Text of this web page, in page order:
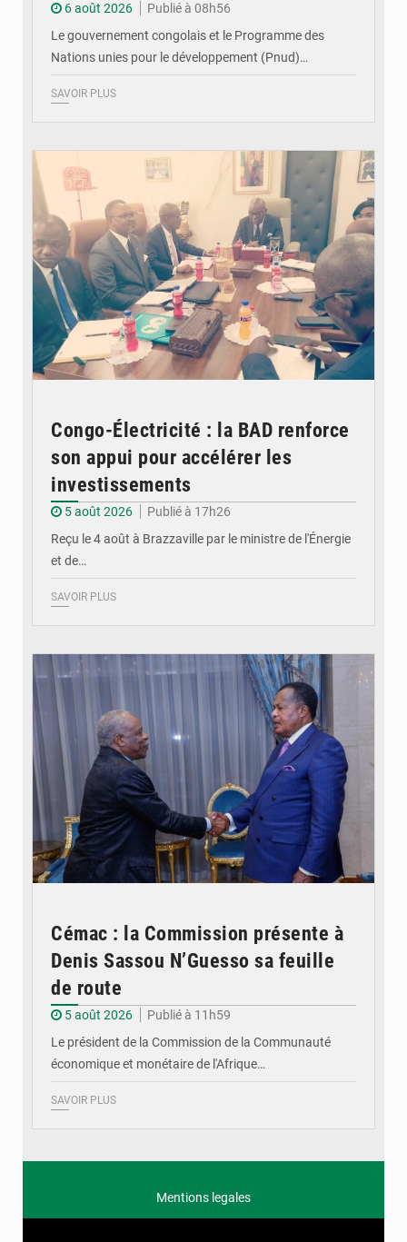
6 août 2026
Publié à 08h56
Le gouvernement congolais et le Programme des
Nations unies pour le développement (Pnud)…
SAVOIR PLUS
Congo-Électricité : la BAD renforce
son appui pour accélérer les
investissements
5 août 2026
Publié à 17h26
Reçu le 4 août à Brazzaville par le ministre de l'Énergie
et de…
SAVOIR PLUS
Cémac : la Commission présente à
Denis Sassou N’Guesso sa feuille
de route
5 août 2026
Publié à 11h59
Le président de la Commission de la Communauté
économique et monétaire de l'Afrique…
SAVOIR PLUS
Mentions legales